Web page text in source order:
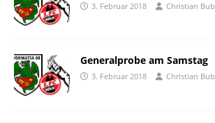
3. Februar 2018 Christian Bub
Generalprobe am Samstag
3. Februar 2018 Christian Bub